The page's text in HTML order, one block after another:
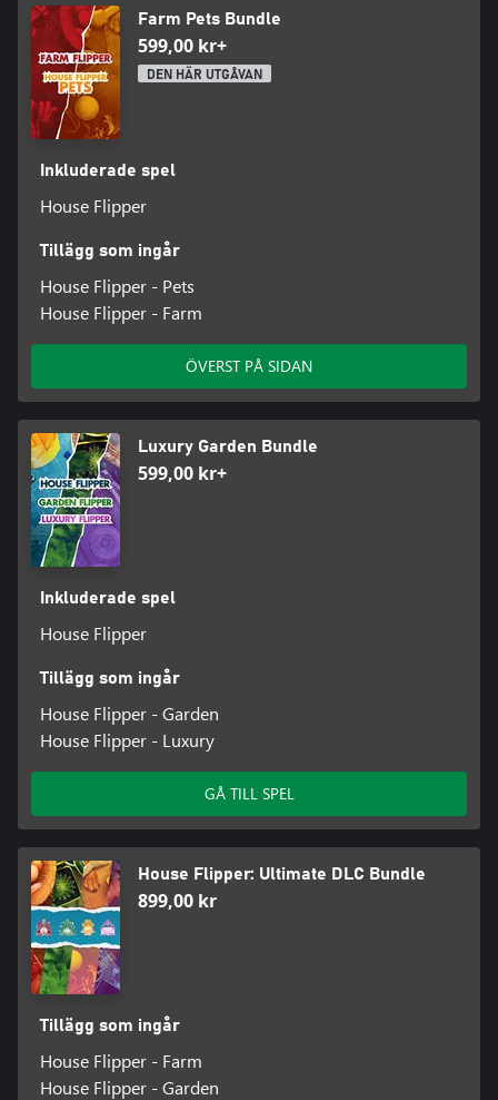
Farm Pets Bundle
599,00 kr+
DEN HÄR UTGÅVAN
Inkluderade spel
House Flipper
Tillägg som ingår
House Flipper - Pets
House Flipper - Farm
ÖVERST PÅ SIDAN
Luxury Garden Bundle
599,00 kr+
Inkluderade spel
House Flipper
Tillägg som ingår
House Flipper - Garden
House Flipper - Luxury
GÅ TILL SPEL
House Flipper: Ultimate DLC Bundle
899,00 kr
Tillägg som ingår
House Flipper - Farm
House Flipper - Garden